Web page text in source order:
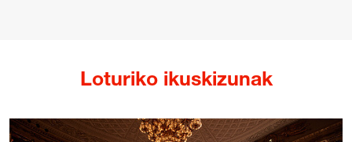
Loturiko ikuskizunak